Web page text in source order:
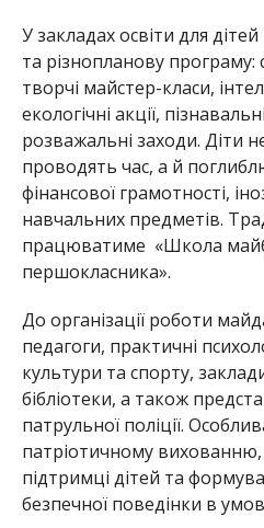
У закладах освіти для
та різнопланову програму:
творчі майстер-класи,
екологічні акції,
розважальні заходи. Діти
проводять час, а й
фінансової грамотності,
навчальних предметів.
працюватиме «Школа
першокласника».
До організації роботи
педагоги, практичні
культури та спорту,
бібліотеки, а також
патрульної поліції.
патріотичному вихованню,
підтримці дітей та
безпечної поведінки в